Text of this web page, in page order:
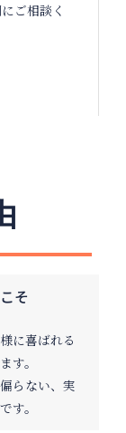
ご相談く
そ
に喜ばれる
す。
らない、実
す。